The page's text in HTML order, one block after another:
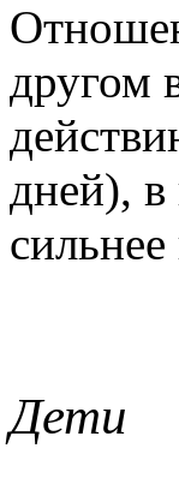
другом
дней), в
Дети